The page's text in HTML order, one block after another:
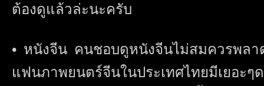
ต้องดูแล้วล่ะนะครับ
• หนังจีน คนชอบดูหนังจีนไม่สมควรพลา
แฟนภาพยนตร์จีนในประเทศไทยมีเยอะๆ